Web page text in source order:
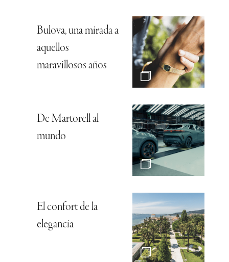
Bulova, una mirada a
aquellos
maravillosos años
De Martorell al
mundo
El confort de la
elegancia